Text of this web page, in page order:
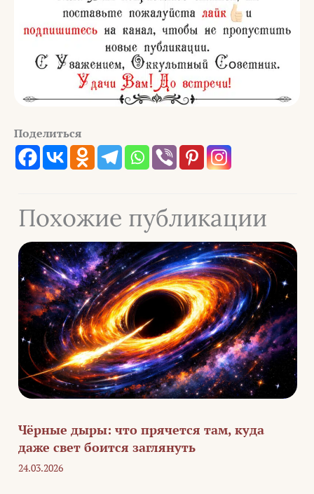
Поделиться
Похожие публикации
Чёрные дыры: что прячется там, куда
даже свет боится заглянуть
24.03.2026